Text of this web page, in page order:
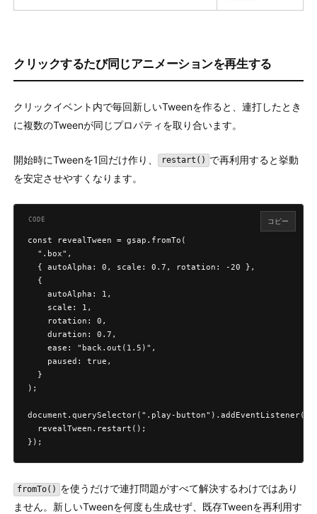
クリックするたび同じアニメーションを再生する
クリックイベント内で毎回新しいTweenを作ると、連打したとき
に複数のTweenが同じプロパティを取り合います。
開始時にTweenを1回だけ作り、 restart() で再利用すると挙動
を安定させやすくなります。
const revealTween = gsap.fromTo(
  ".box",
  { autoAlpha: 0, scale: 0.7, rotation: -20 },
  {
    autoAlpha: 1,
    scale: 1,
    rotation: 0,
    duration: 0.7,
    ease: "back.out(1.5)",
    paused: true,
  }
);
document.querySelector(".play-
  revealTween.restart();
});
コピー
fromTo() を使うだけで連打問題がすべて解決するわけではあり
ません。新しいTweenを何度も生成せず、既存Tweenを再利用す